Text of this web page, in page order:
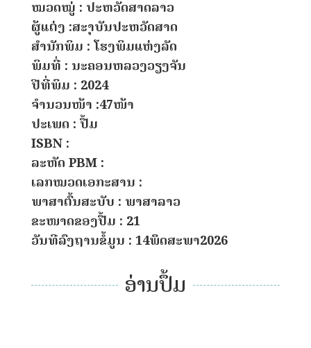
ໝວດໝູ່ : ປະຫວັດສາດລາວ
ຜູ້ແຕ່ງ :ສະຸາບັນປະຫວັດສາດ
ສຳນັກພິມ : ໂຮງພິມແຫ່ງລັດ
ພິມທີ່ : ນະຄອນຫລວງວຽງຈັນ
ປີທີ່ພິມ : 2024
ຈຳນວນໜ້າ :47ໜ້າ
ປະເພດ : ປື້ມ
ISBN :
ລະຫັດ PBM :
ເລກໝວດເອກະສານ :
ພາສາຕົ້ນສະບັບ : ພາສາລາວ
ຂະໜາດຂອງປື້ມ : 21
ວັນທີລົງຖານຂໍ້ມູນ : 14ພຶດສະພາ2026
ອ່ານປຶ້ມ